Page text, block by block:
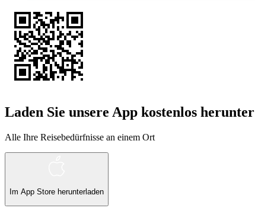
Laden Sie unsere App kostenlos herunter
Alle Ihre Reisebedürfnisse an einem Ort
Im App Store herunterladen